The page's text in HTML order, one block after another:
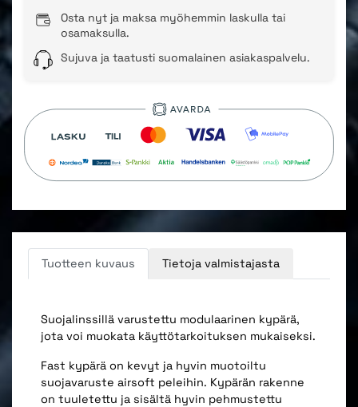
Osta nyt ja maksa myöhemmin laskulla tai
osamaksulla.
Sujuva ja taatusti suomalainen asiakaspalvelu.
Tuotteen kuvaus Tietoja valmistajasta
Suojalinssillä varustettu modulaarinen kypärä,
jota voi muokata käyttötarkoituksen mukaiseksi.
Fast kypärä on kevyt ja hyvin muotoiltu
suojavaruste airsoft peleihin. Kypärän rakenne
on tuuletettu ja sisältä hyvin pehmustettu